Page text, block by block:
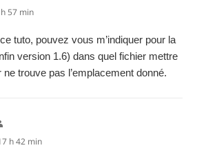
57 min
tuto, pouvez vous m’indiquer pour la
version 1.6) dans quel fichier mettre
trouve pas l’emplacement donné.
h 42 min